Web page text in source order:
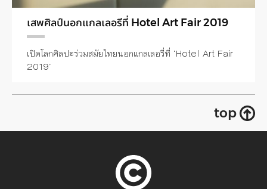
เสพศิลป์นอกแกลเลอรีที่ Hotel Art Fair 2019
เปิดโลกศิลปะร่วมสมัยไทยนอกแกลเลอรี่ที่ ‘Hotel Art Fair
2019’
top